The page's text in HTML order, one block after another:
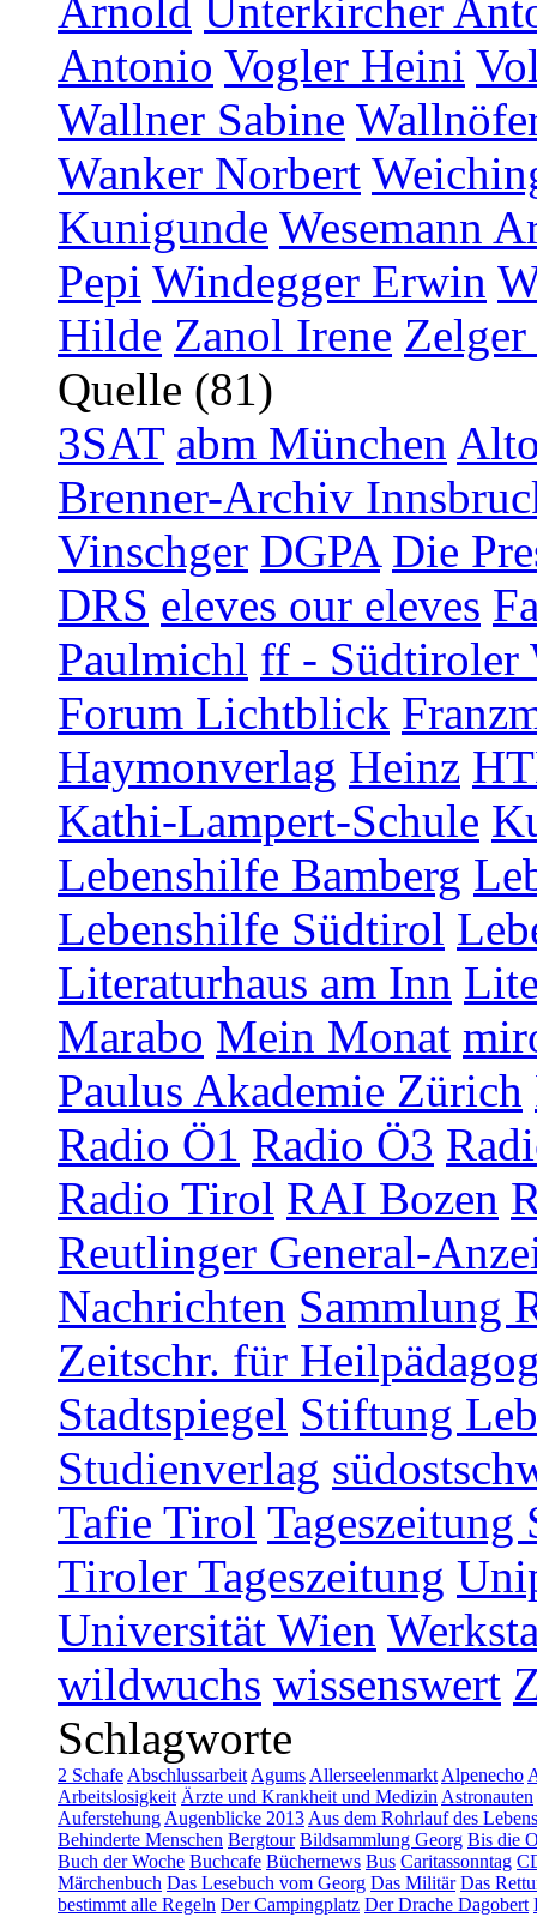
Arnold Unterkircher
Antonio Vogler Heini
Wallner Sabine
Wanker Norbert
Kunigunde Wesemann
Pepi Windegger Erwin
Hilde Zanol Irene Zelger
Quelle (81)
3SAT abm München
Brenner-Archiv
Vinschger DGPA Die
DRS eleves our eleves
Paulmichl ff - Südtiroler
Forum Lichtblick
Haymonverlag Heinz
Kathi-Lampert-Schule
Lebenshilfe Bamberg
Lebenshilfe Südtirol
Literaturhaus am Inn
Marabo Mein Monat
Paulus Akademie Zürich
Radio Ö1 Radio Ö3
Radio Tirol RAI Bozen
Reutlinger General-
Nachrichten Sammlung
Zeitschr. für
Stadtspiegel Stiftung
Studienverlag
Tafie Tirol Tageszeitung
Tiroler Tageszeitung
Universität Wien
wildwuchs wissenswert
Schlagworte
2 Schafe Abschlussarbeit Agums Allerseelenmarkt Alpenecho
Arbeitslosigkeit Ärzte und Krankheit und Medizin Astronauten
Auferstehung Augenblicke 2013 Aus dem Rohrlauf des Lebens
Behinderte Menschen Bergtour Bildsammlung Georg Bis die
Buch der Woche Buchcafe Büchernews Bus Caritassonntag
Märchenbuch Das Lesebuch vom Georg Das Militär Das
bestimmt alle Regeln Der Campingplatz Der Drache Dagobert